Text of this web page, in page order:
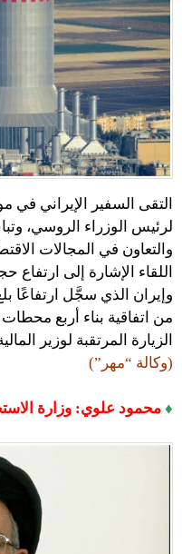
التقى السفير الإيراني في
لرئيس الوزراء الروسي،
والتعاون في المجالات
اللقاء الإشارة إلى ارتفاع
من اتفاقية بناء أربع
الزيارة المرتقبة لوزير
(وكالة “مهر”)
♦ محمود علوي: وزارة